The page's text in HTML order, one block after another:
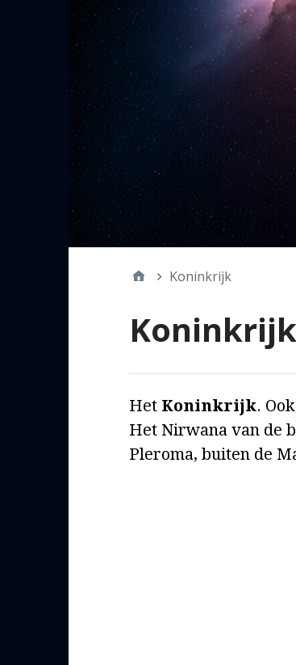
Koninkrijk
Koninkrijk
Het Koninkrijk.
Het Nirwana van de
Pleroma, buiten de